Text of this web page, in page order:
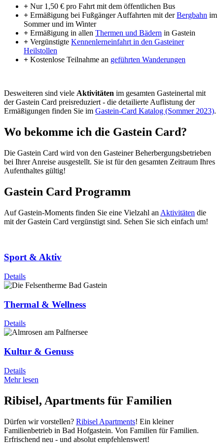
+ Nur 1,50 € pro Fahrt mit dem öffentlichen Bus
+ Ermäßigung bei Fußgänger Auffahrten mit derBergbahn im
Sommer und im Winter
+ Ermäßigung in allen Thermen und Bädern in Gastein
+ Vergünstigte Kennenlerneinfahrt in den Gasteiner
Heilstollen
+ Kostenlose Teilnahme an geführten Wanderungen
Desweiteren sind viele Aktivitäten im gesamten Gasteinertal mit
der Gastein Card preisreduziert - die detailierte Auflistung der
Ermäßigungen finden Sie im Gastein-Card Katalog (Sommer 2023).
Wo bekomme ich die Gastein Card?
Die Gastein Card wird von den Gasteiner Beherbergungsbetrieben
bei Ihrer Anreise ausgestellt. Sie ist für den gesamten Zeitraum Ihres
Aufenthaltes gültig!
Gastein Card Programm
Auf Gastein-Moments finden Sie eine Vielzahl an Aktivitäten die
mit der Gastein Card vergünstigt sind. Sehen Sie sich einfach um!
Sport & Aktiv
Details
Thermal & Wellness
Details
Kultur & Genuss
Details
Mehr lesen
Ribisel, Apartments für Familien
Dürfen wir vorstellen? Ribisel Apartments! Ein kleiner
Familienbetrieb in Bad Hofgastein. Von Familien für Familien.
Erfrischend neu - und absolut empfehlenswert!